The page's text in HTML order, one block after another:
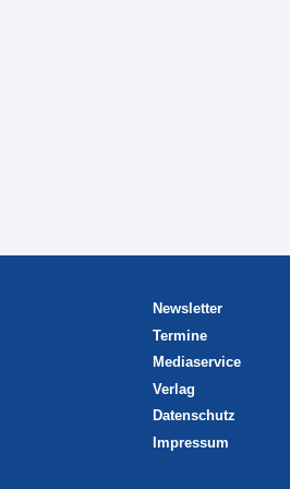
Newsletter
Termine
Mediaservice
Verlag
Datenschutz
Impressum